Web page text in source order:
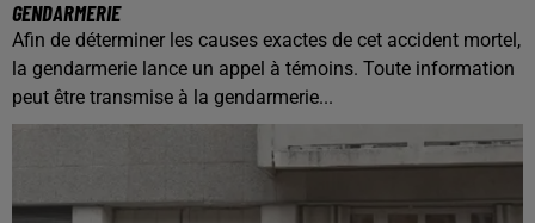
GENDARMERIE
Afin de déterminer les causes exactes de cet accident mortel,
la gendarmerie lance un appel à témoins. Toute information
peut être transmise à la gendarmerie...